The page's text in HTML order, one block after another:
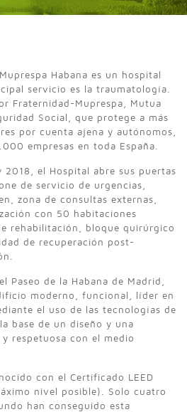
Habana es un hospital
servicio es la traumatología.
Fraternidad-Muprespa, Mutua
Social, que protege a más
por cuenta ajena y autónomos,
empresas en toda España.
el Hospital abre sus puertas
de servicio de urgencias,
zona de consultas externas,
con 50 habitaciones
rehabilitación, bloque quirúrgico
de recuperación post-
Paseo de la Habana de Madrid,
moderno, funcional, líder en
el uso de las tecnologías de
base de un diseño y una
respetuosa con el medio
con el Certificado LEED
nivel posible). Solo cuatro
han conseguido esta